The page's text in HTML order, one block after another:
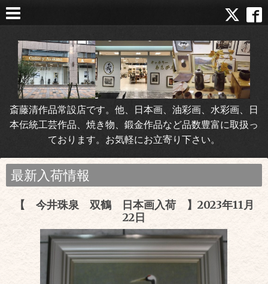
斎藤清作品常設店です。他、日本画、油彩画、水彩画、日
本伝統工芸作品、焼き物、鍛金作品など品数豊富に取扱っ
ております。お気軽にお立寄り下さい。
最新入荷情報
【 今井珠泉 双鶴 日本画入荷 】2023年11月
22日